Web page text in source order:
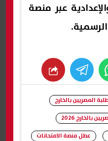
عبر منصة
الرسمية.
المصريين بالخارج
بالخارج 2026
عطل منصة الامتحانات